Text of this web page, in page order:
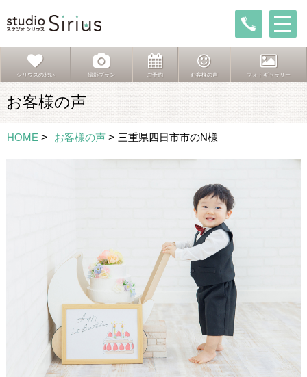
シリウスの想い 撮影プラン ご予約 お客様の声 フォトギャラリー
お客様の声
HOME > お客様の声 > 三重県四日市市のN様